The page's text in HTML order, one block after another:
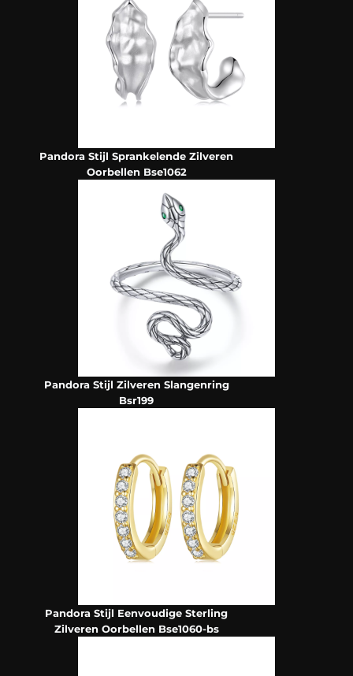
Pandora Stijl Sprankelende Zilveren
Oorbellen Bse1062
Pandora Stijl Zilveren Slangenring
Bsr199
Pandora Stijl Eenvoudige Sterling
Zilveren Oorbellen Bse1060-bs